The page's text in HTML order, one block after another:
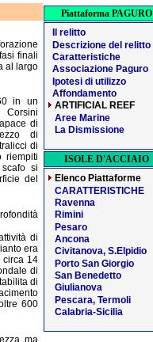
finali
al largo
in un
di
di
di
riempiti
si
del
di
era
circa 14
di
di
600
ma
Piattaforma PAGURO
Il relitto
Descrizione del relitto
Caratteristiche
Associazione Paguro
Ipotesi di utilizzo
Affondamento
ARTIFICIAL REEF
Aree Marine
La Dismissione
ISOLE D'ACCIAIO
Elenco Piattaforme
CARATTERISTICHE
Ravenna
Rimini
Pesaro
Ancona
Civitanova, S.Elpidio
Porto San Giorgio
San Benedetto
Giulianova
Pescara, Termoli
Calabria-Sicilia